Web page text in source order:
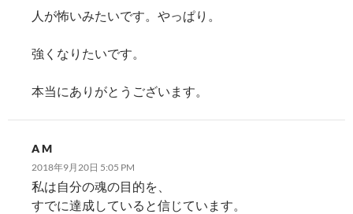
人が怖いみたいです。やっぱり。
強くなりたいです。
本当にありがとうございます。
A M
2018年9月20日 5:05 PM
私は自分の魂の目的を、
すでに達成していると信じています。